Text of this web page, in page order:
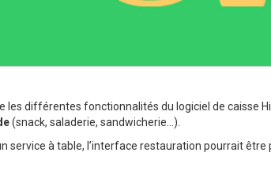
les différentes fonctionnalités du logiciel de caisse
(snack, saladerie, sandwicherie…).
service à table, l’interface restauration pourrait être